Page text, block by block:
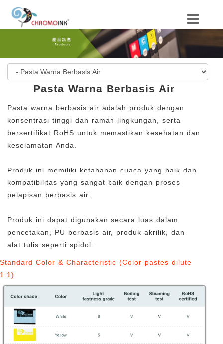
Pasta Warna Berbasis Air
Pasta warna berbasis air adalah produk dengan
konsentrasi tinggi dan ramah lingkungan, serta
bersertifikat RoHS untuk memastikan kesehatan dan
keselamatan Anda.
Produk ini memiliki ketahanan cuaca yang baik dan
kompatibilitas yang sangat baik dengan proses
pelapisan berbasis air.
Produk ini dapat digunakan secara luas dalam
pencetakan, PU berbasis air, produk akrilik, dan
alat tulis seperti spidol.
Standard Color & Characteristic (Color pastes dilute
1:1):